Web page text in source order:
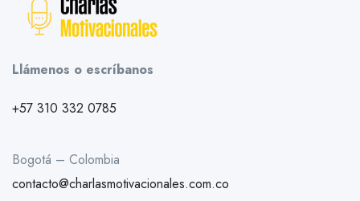
Llámenos o escríbanos
+57 310 332 0785
Bogotá – Colombia
contacto@charlasmotivacionales.com.co